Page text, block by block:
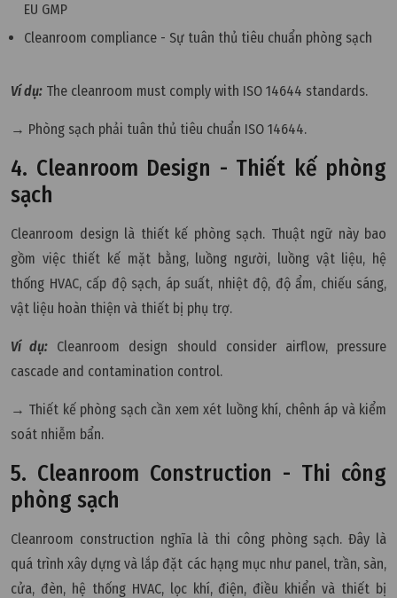
EU GMP
Cleanroom compliance - Sự tuân thủ tiêu chuẩn phòng sạch
Ví dụ: The cleanroom must comply with ISO 14644 standards.
→ Phòng sạch phải tuân thủ tiêu chuẩn ISO 14644.
4. Cleanroom Design - Thiết kế phòng
sạch
Cleanroom design là thiết kế phòng sạch. Thuật ngữ này bao
gồm việc thiết kế mặt bằng, luồng người, luồng vật liệu, hệ
thống HVAC, cấp độ sạch, áp suất, nhiệt độ, độ ẩm, chiếu sáng,
vật liệu hoàn thiện và thiết bị phụ trợ.
Ví dụ: Cleanroom design should consider airflow, pressure
cascade and contamination control.
→ Thiết kế phòng sạch cần xem xét luồng khí, chênh áp và kiểm
soát nhiễm bẩn.
5. Cleanroom Construction - Thi công
phòng sạch
Cleanroom construction nghĩa là thi công phòng sạch. Đây là
quá trình xây dựng và lắp đặt các hạng mục như panel, trần, sàn,
cửa, đèn, hệ thống HVAC, lọc khí, điện, điều khiển và thiết bị